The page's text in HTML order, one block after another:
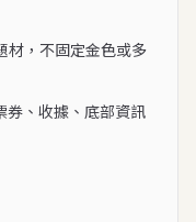
材，不固定金色或多
券、收據、底部資訊